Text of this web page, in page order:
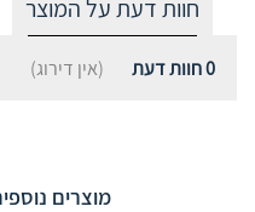
חוות דעת על המוצר
0חוות דעת (אין דירוג)
מוצרים